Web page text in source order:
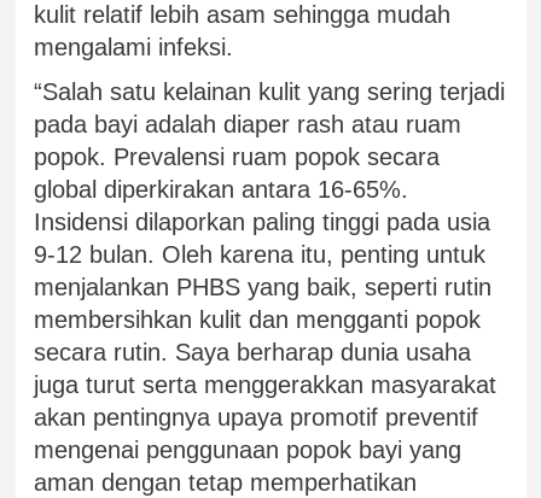
kulit relatif lebih asam sehingga mudah
mengalami infeksi.
“Salah satu kelainan kulit yang sering terjadi
pada bayi adalah diaper rash atau ruam
popok. Prevalensi ruam popok secara
global diperkirakan antara 16-65%.
Insidensi dilaporkan paling tinggi pada usia
9-12 bulan. Oleh karena itu, penting untuk
menjalankan PHBS yang baik, seperti rutin
membersihkan kulit dan mengganti popok
secara rutin. Saya berharap dunia usaha
juga turut serta menggerakkan masyarakat
akan pentingnya upaya promotif preventif
mengenai penggunaan popok bayi yang
aman dengan tetap memperhatikan